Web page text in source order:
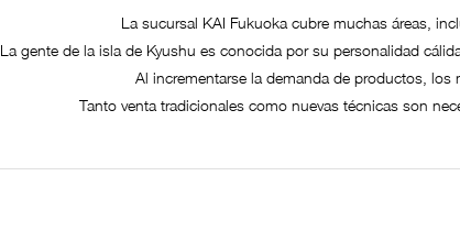
La sucursal KAI Fukuoka cubre muchas áreas,
La gente de la isla de Kyushu es conocida por su personalidad
Al incrementarse la demanda de productos, los
Tanto venta tradicionales como nuevas técnicas son